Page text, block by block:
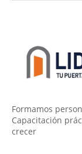
Formamos
Capacitación
crecer